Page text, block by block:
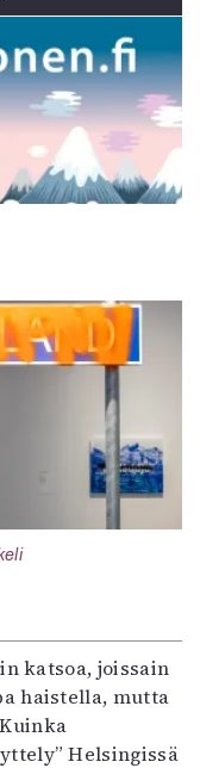
katsoa, joissain
haistella, mutta
Helsingissä